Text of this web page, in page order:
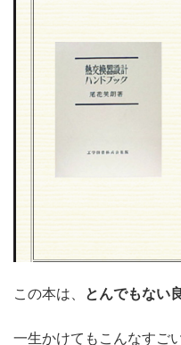
この本は、 とんでもない
一生かけてもこんなすご